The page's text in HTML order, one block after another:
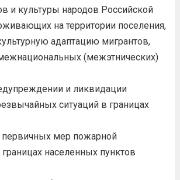
и культуры народов Российской
на территории поселения,
адаптацию мигрантов,
(межэтнических)
и ликвидации
ситуаций в границах
первичных мер пожарной
населенных пунктов